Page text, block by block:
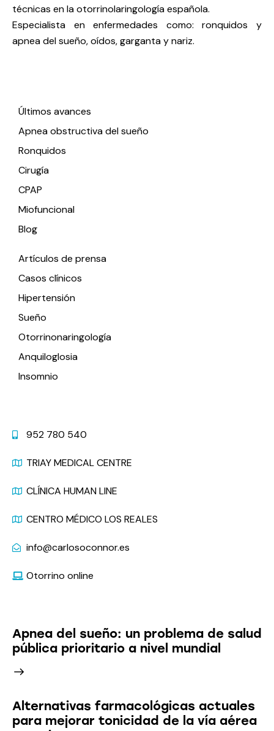
técnicas en la otorrinolaringología española.
Especialista en enfermedades como: ronquidos y
apnea del sueño, oídos, garganta y nariz.
Últimos avances
Apnea obstructiva del sueño
Ronquidos
Cirugía
CPAP
Miofuncional
Blog
Artículos de prensa
Casos clínicos
Hipertensión
Sueño
Otorrinonaringología
Anquiloglosia
Insomnio
952 780 540
TRIAY MEDICAL CENTRE
CLÍNICA HUMAN LINE
CENTRO MÉDICO LOS REALES
info@carlosoconnor.es
Otorrino online
Apnea del sueño: un problema de salud
pública prioritario a nivel mundial
Alternativas farmacológicas actuales
para mejorar tonicidad de la vía aérea